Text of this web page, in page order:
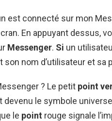
est connecté sur mon
En appuyant dessus,
Messenger. Si un
son nom d’utilisateur et sa
? Le petit point
devenu le symbole
le point rouge signale